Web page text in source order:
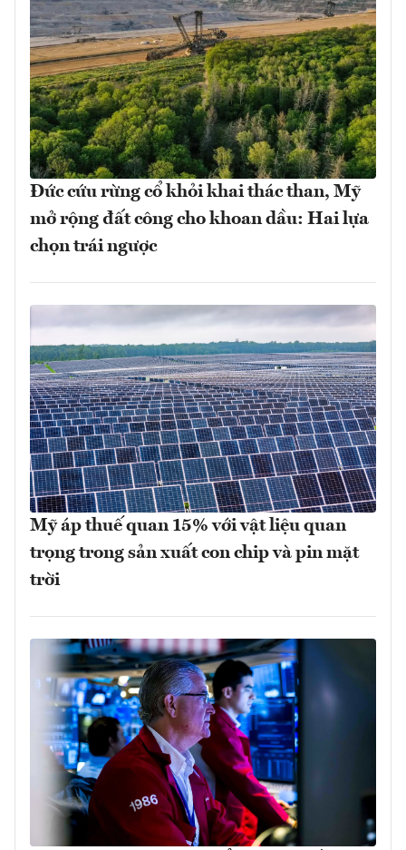
Đức cứu rừng cổ khỏi khai thác than, Mỹ
mở rộng đất công cho khoan dầu: Hai lựa
chọn trái ngược
Mỹ áp thuế quan 15% với vật liệu quan
trọng trong sản xuất con chip và pin mặt
trời